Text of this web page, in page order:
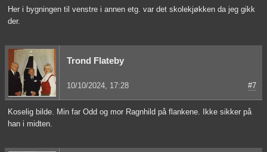
Her i bygningen til venstre i annen etg. var det skolekjøkken da jeg gikk
der.
Trond Flateby
10/10/2024, 17:28 #7
Koselig bilde. Min far Odd og mor Ragnhild på flankene. Ikke sikker på
han i midten.